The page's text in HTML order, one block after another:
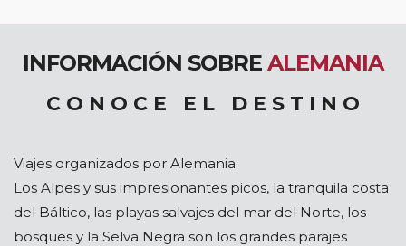
INFORMACIÓN SOBRE ALEMANIA
C O N O C E E L D E S T I N O
Viajes organizados por Alemania
Los Alpes y sus impresionantes picos, la tranquila costa
del Báltico, las playas salvajes del mar del Norte, los
bosques y la Selva Negra son los grandes parajes